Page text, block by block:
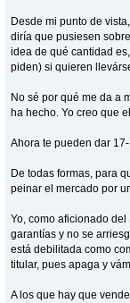
Desde mi punto de
diría que pusiesen
idea de qué cantidad
piden) si quieren
No sé por qué me da a
ha hecho. Yo creo que
Ahora te pueden dar
De todas formas, para
peinar el mercado por
Yo, como aficionado
garantías y no se
está debilitada como
titular, pues apaga y
A los que hay que